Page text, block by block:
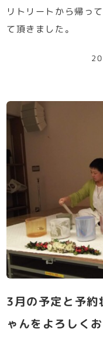
リトリートから帰っ
て頂きました。
3月の予定と予約
ゃんをよろしく